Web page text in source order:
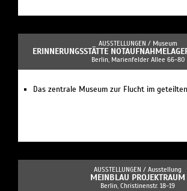
AUSSTELLUNGEN / Museum
ERINNERUNGSSTÄTTE
Berlin, Marienfelder Allee 66-80
Das zentrale Museum zur Flucht im
AUSSTELLUNGEN / Ausstellung
MEINBLAU PROJEKTRAUM
Berlin, Christinenstr. 18-19